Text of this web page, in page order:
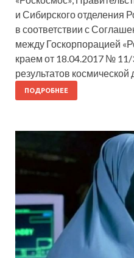
и Сибирского отделения
в соответствии с
между Госкорпорацией
краем от 18.04.2017 № 11/
результатов космической
ПОДРОБНЕЕ